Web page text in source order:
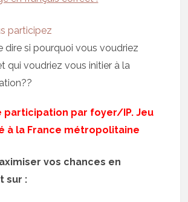
participez
dire si pourquoi vous voudriez
qui voudriez vous initier à la
participation par foyer/IP. Jeu
à la France métropolitaine
vos chances en
sur :